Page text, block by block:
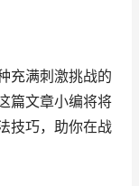
充满刺激挑战的
篇文章小编将将
技巧，助你在战